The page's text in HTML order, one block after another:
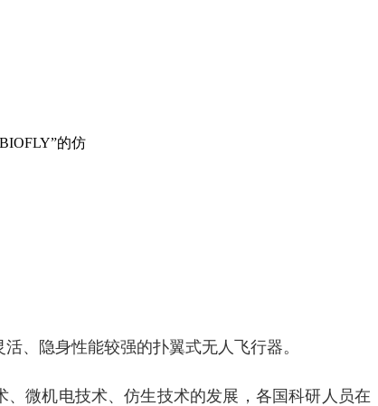
的仿
、隐身性能较强的扑翼式无人飞行器。
微机电技术、仿生技术的发展，各国科研人员在